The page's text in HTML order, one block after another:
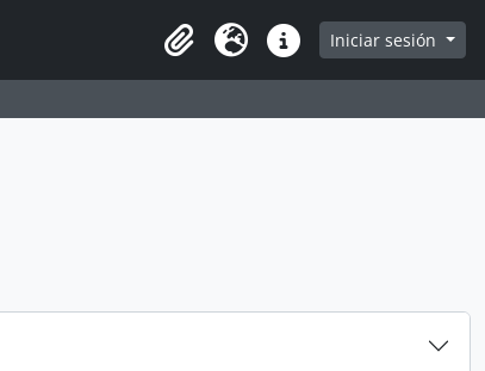
Clipboard
Idioma Enlaces rápidos
Iniciar sesión